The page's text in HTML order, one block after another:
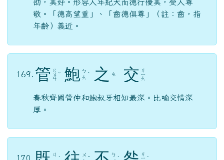
劭，美好。形容人年紀大而德行優美，受人尊
敬。「德高望重」、「齒德俱尊」（註：齒，指
年齡）義近。
169. 管 ㄍ
ㄨ
ㄢ
ˇ 鮑 ㄅ
ㄠ ˋ 之 ㄓ 交 ㄐ
ㄧ
ㄠ
春秋齊國管仲和鮑叔牙相知最深。比喻交情深
厚。
170.
ㄐ
ˋ
ㄨ
ˇ
ㄅ
ˋ
ㄐ
ㄧ ˋ